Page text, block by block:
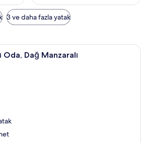
3 ve daha fazla yatak
Basic Tek Büyük Yataklı Oda, Dağ
Oda, Dağ Manzaralı